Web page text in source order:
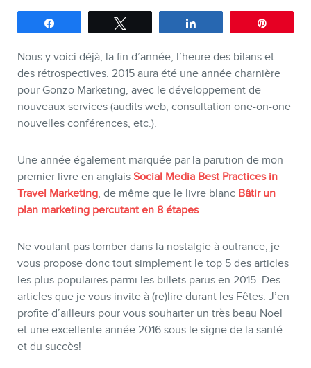
Formations marketing en ligne
Formations marketing de
groupe
Consultations
Audits web (SEO) et IA (GEO)
Ebooks
BOUTIQUE
Nous y voici déjà, la fin d’année, l’heure des bilans et
des rétrospectives. 2015 aura été une année charnière
pour Gonzo Marketing, avec le développement de
nouveaux services (audits web, consultation one-on-one
nouvelles conférences, etc.).
Une année également marquée par la parution de mon
premier livre en anglais Social Media Best Practices in
Travel Marketing, de même que le livre blanc Bâtir un
plan marketing percutant en 8 étapes.
Ne voulant pas tomber dans la nostalgie à outrance, je
vous propose donc tout simplement le top 5 des articles
les plus populaires parmi les billets parus en 2015. Des
articles que je vous invite à (re)lire durant les Fêtes. J’en
profite d’ailleurs pour vous souhaiter un très beau Noël
et une excellente année 2016 sous le signe de la santé
et du succès!